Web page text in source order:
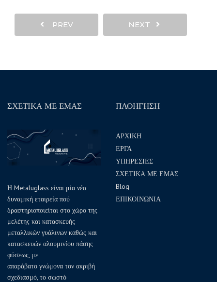
PREV NEXT
ΣΧΕΤΙΚΑ ΜΕ ΕΜΑΣ
Η Metaluglass είναι μία νέα
δυναμική εταιρεία πού
δραστηριοποιείται στο χώρο της
μελέτης και κατασκευής
μεταλλικών γυάλινων καθώς και
κατασκευών αλουμινίου πάσης
φύσεως, με
απαράβατο γνώμονα τον ακριβή
σχεδιασμό, το σωστό
ΠΛΟΗΓΗΣΗ
ΑΡΧΙΚΗ
ΕΡΓΑ
ΥΠΗΡΕΣΙΕΣ
ΣΧΕΤΙΚΑ ΜΕ ΕΜΑΣ
Blog
ΕΠΙΚΟΙΝΩΝΙΑ